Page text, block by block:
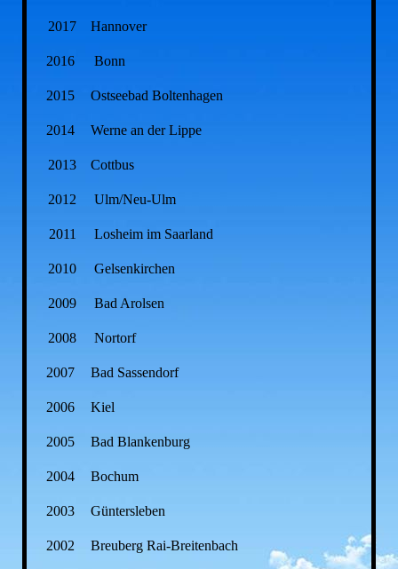
2017 Hannover
2016 Bonn
2015 Ostseebad Boltenhagen
2014 Werne an der Lippe
2013 Cottbus
2012 Ulm/Neu-Ulm
2011 Losheim im Saarland
2010 Gelsenkirchen
2009 Bad Arolsen
2008 Nortorf
2007 Bad Sassendorf
2006 Kiel
2005 Bad Blankenburg
2004 Bochum
2003 Güntersleben
2002 Breuberg Rai-Breitenbach